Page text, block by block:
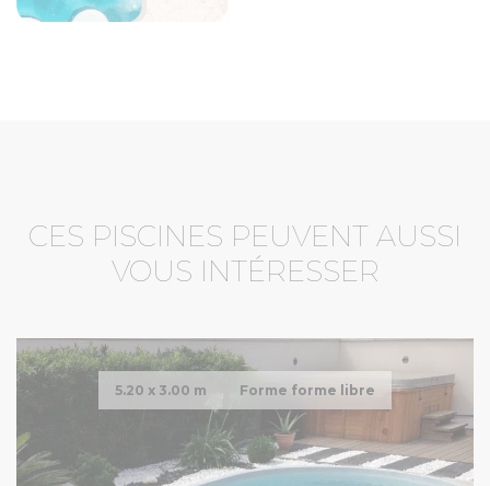
CES PISCINES PEUVENT AUSSI
VOUS INTÉRESSER
5.20 x 3.00 m Forme forme libre